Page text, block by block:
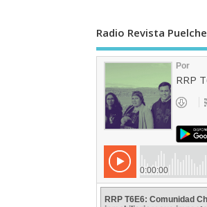
Radio Revista Puelche